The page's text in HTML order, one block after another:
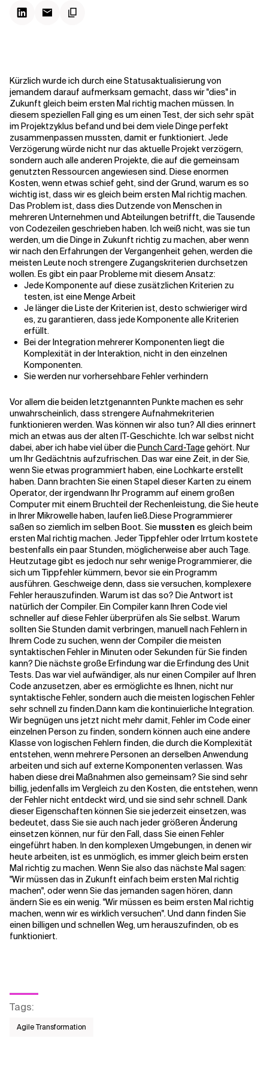
Verwandte Themen
Kürzlich wurde ich durch eine Statusaktualisierung von
jemandem darauf aufmerksam gemacht, dass wir "dies" in
Zukunft gleich beim ersten Mal richtig machen müssen. In
diesem speziellen Fall ging es um einen Test, der sich sehr spät
im Projektzyklus befand und bei dem viele Dinge perfekt
zusammenpassen mussten, damit er funktioniert. Jede
Verzögerung würde nicht nur das aktuelle Projekt verzögern,
sondern auch alle anderen Projekte, die auf die gemeinsam
genutzten Ressourcen angewiesen sind. Diese enormen
Kosten, wenn etwas schief geht, sind der Grund, warum es so
wichtig ist, dass wir es gleich beim ersten Mal richtig machen.
Das Problem ist, dass dies Dutzende von Menschen in
mehreren Unternehmen und Abteilungen betrifft, die Tausende
von Codezeilen geschrieben haben. Ich weiß nicht, was sie tun
werden, um die Dinge in Zukunft richtig zu machen, aber wenn
wir nach den Erfahrungen der Vergangenheit gehen, werden die
meisten Leute noch strengere Zugangskriterien durchsetzen
wollen. Es gibt ein paar Probleme mit diesem Ansatz:
Jede Komponente auf diese zusätzlichen Kriterien zu
testen, ist eine Menge Arbeit
Je länger die Liste der Kriterien ist, desto schwieriger wird
es, zu garantieren, dass jede Komponente alle Kriterien
erfüllt.
Bei der Integration mehrerer Komponenten liegt die
Komplexität in der Interaktion, nicht in den einzelnen
Komponenten.
Sie werden nur vorhersehbare Fehler verhindern
Vor allem die beiden letztgenannten Punkte machen es sehr
unwahrscheinlich, dass strengere Aufnahmekriterien
funktionieren werden. Was können wir also tun? All dies erinnert
mich an etwas aus der alten IT-Geschichte. Ich war selbst nicht
dabei, aber ich habe viel über diePunch Card-Tagegehört. Nur
um Ihr Gedächtnis aufzufrischen. Das war eine Zeit, in der Sie,
wenn Sie etwas programmiert haben, eine Lochkarte erstellt
haben. Dann brachten Sie einen Stapel dieser Karten zu einem
Operator, der irgendwann Ihr Programm auf einem großen
Computer mit einem Bruchteil der Rechenleistung, die Sie heute
in Ihrer Mikrowelle haben, laufen ließ.Diese Programmierer
saßen so ziemlich im selben Boot. Sie mussten es gleich beim
ersten Mal richtig machen. Jeder Tippfehler oder Irrtum kostete
bestenfalls ein paar Stunden, möglicherweise aber auch Tage.
Heutzutage gibt es jedoch nur sehr wenige Programmierer, die
sich um Tippfehler kümmern, bevor sie ein Programm
ausführen. Geschweige denn, dass sie versuchen, komplexere
Fehler herauszufinden. Warum ist das so? Die Antwort ist
natürlich der Compiler. Ein Compiler kann Ihren Code viel
schneller auf diese Fehler überprüfen als Sie selbst. Warum
sollten Sie Stunden damit verbringen, manuell nach Fehlern in
Ihrem Code zu suchen, wenn der Compiler die meisten
syntaktischen Fehler in Minuten oder Sekunden für Sie finden
kann? Die nächste große Erfindung war die Erfindung des Unit
Tests. Das war viel aufwändiger, als nur einen Compiler auf Ihren
Code anzusetzen, aber es ermöglichte es Ihnen, nicht nur
syntaktische Fehler, sondern auch die meisten logischen Fehler
sehr schnell zu finden.Dann kam die kontinuierliche Integration.
Wir begnügen uns jetzt nicht mehr damit, Fehler im Code einer
einzelnen Person zu finden, sondern können auch eine andere
Klasse von logischen Fehlern finden, die durch die Komplexität
entstehen, wenn mehrere Personen an derselben Anwendung
arbeiten und sich auf externe Komponenten verlassen. Was
haben diese drei Maßnahmen also gemeinsam? Sie sind sehr
billig, jedenfalls im Vergleich zu den Kosten, die entstehen, wenn
der Fehler nicht entdeckt wird, und sie sind sehr schnell. Dank
dieser Eigenschaften können Sie sie jederzeit einsetzen, was
bedeutet, dass Sie sie auch nach jeder größeren Änderung
einsetzen können, nur für den Fall, dass Sie einen Fehler
eingeführt haben. In den komplexen Umgebungen, in denen wir
heute arbeiten, ist es unmöglich, es immer gleich beim ersten
Mal richtig zu machen. Wenn Sie also das nächste Mal sagen:
"Wir müssen das in Zukunft einfach beim ersten Mal richtig
machen", oder wenn Sie das jemanden sagen hören, dann
ändern Sie es ein wenig. "Wir müssen es beim ersten Mal richtig
machen, wenn wir es wirklich versuchen". Und dann finden Sie
einen billigen und schnellen Weg, um herauszufinden, ob es
funktioniert.
Tags:
Agile Transformation